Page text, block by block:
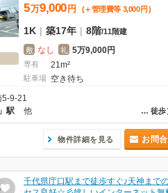
5万9,000 円 (＋管理費等 3,000 円 )
1K | 築17年 | 8階/11階建
敷 なし 礼 5万9,000円
専有 21m²
駐車場 空き待ち
5-9-21
… 徒歩
駅 他
物件詳細を見る お問
千代県庁口駅まで徒歩すぐ♪天神まで